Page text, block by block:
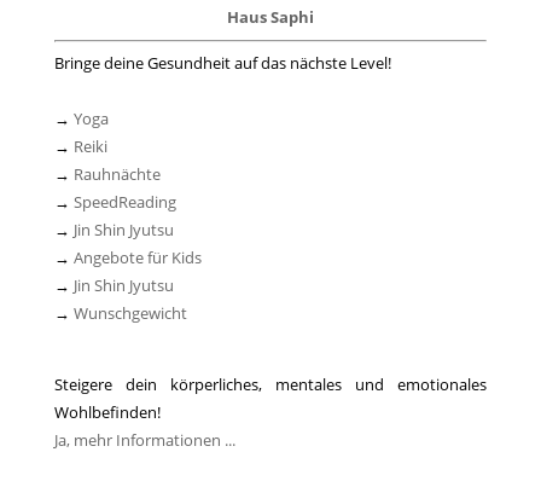
Haus Saphi
Bringe deine Gesundheit auf das nächste Level!
→ Yoga
→ Reiki
→ Rauhnächte
→ SpeedReading
→ Jin Shin Jyutsu
→ Angebote für Kids
→ Jin Shin Jyutsu
→ Wunschgewicht
Steigere dein körperliches, mentales und emotionales
Wohlbefinden!
Ja, mehr Informationen ...